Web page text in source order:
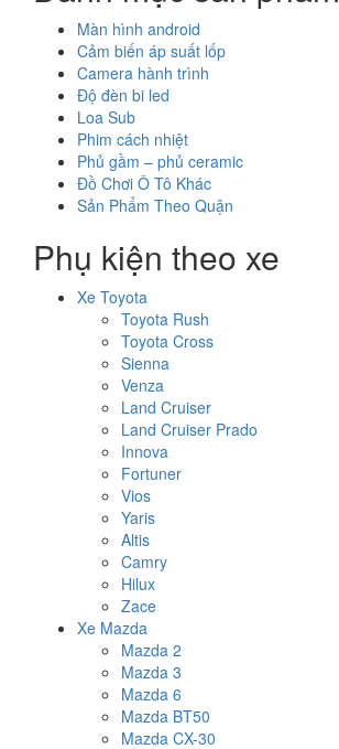
Màn hình android
Cảm biến áp suất lốp
Camera hành trình
Độ đèn bi led
Loa Sub
Phim cách nhiệt
Phủ gầm – phủ ceramic
Đồ Chơi Ô Tô Khác
Sản Phẩm Theo Quận
Phụ kiện theo xe
Xe Toyota
Toyota Rush
Toyota Cross
Sienna
Venza
Land Cruiser
Land Cruiser Prado
Innova
Fortuner
Vios
Yaris
Altis
Camry
Hilux
Zace
Xe Mazda
Mazda 2
Mazda 3
Mazda 6
Mazda BT50
Mazda CX-30